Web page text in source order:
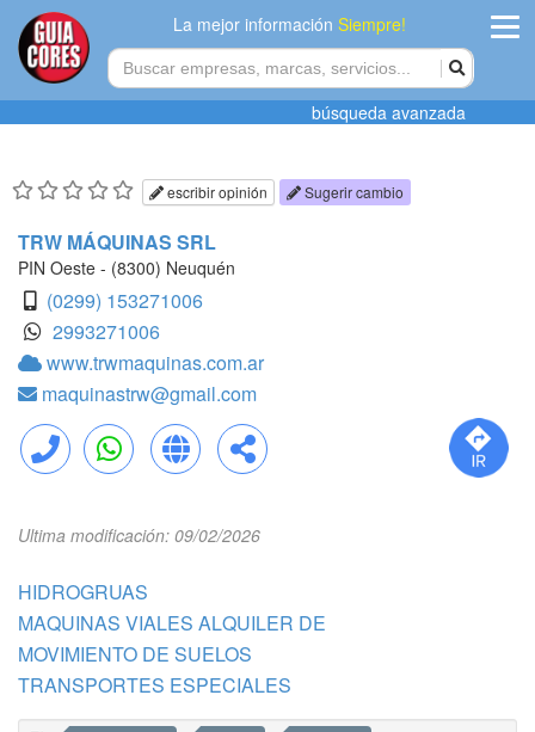
La mejor informaciónSiempre!
Agregar
Tiendacores
Contactenos
búsqueda avanzada
escribir opinión Sugerir cambio
TRW MÁQUINAS SRL
PIN Oeste - (8300) Neuquén
(0299) 153271006
2993271006
www.trwmaquinas.com.ar
maquinastrw@gmail.com
Llamar WhatsApp Web Compartir
Ultima modificación: 09/02/2026
HIDROGRUAS
MAQUINAS VIALES ALQUILER DE
MOVIMIENTO DE SUELOS
TRANSPORTES ESPECIALES